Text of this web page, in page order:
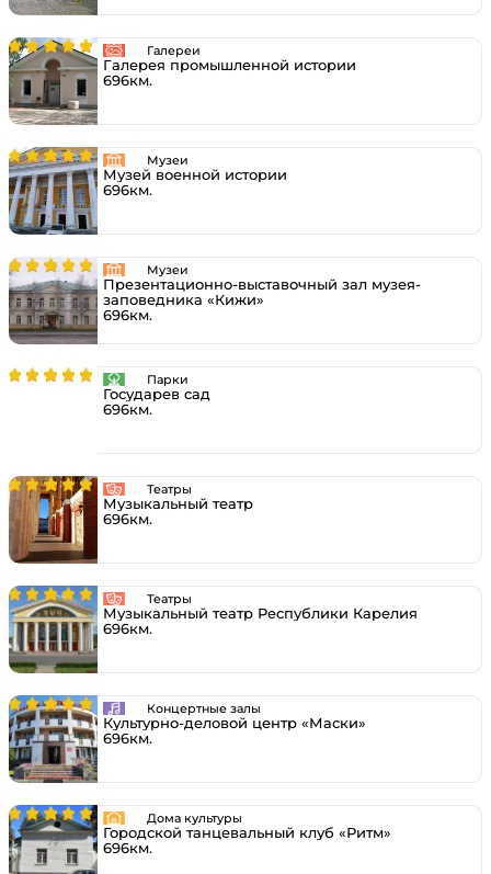
Галереи
Галерея промышленной истории
696км.
Музеи
Музей военной истории
696км.
Музеи
Презентационно-выставочный зал музея-
заповедника «Кижи»
696км.
Парки
Государев сад
696км.
Театры
Музыкальный театр
696км.
Театры
Музыкальный театр Республики Карелия
696км.
Концертные залы
Культурно-деловой центр «Маски»
696км.
Дома культуры
Городской танцевальный клуб «Ритм»
696км.